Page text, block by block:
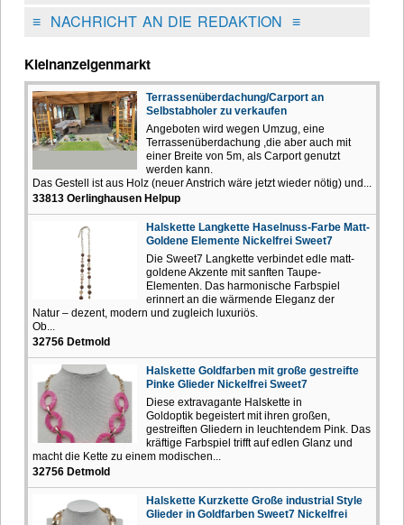
≡NACHRICHT AN DIE REDAKTION ≡
Kleinanzeigenmarkt
Terrassenüberdachung/Carport an
Selbstabholer zu verkaufen
Angeboten wird wegen Umzug, eine
Terrassenüberdachung ,die aber auch mit
einer Breite von 5m, als Carport genutzt
werden kann.
Das Gestell ist aus Holz (neuer Anstrich wäre jetzt wieder nötig) und...
33813 Oerlinghausen Helpup
Halskette Langkette Haselnuss-Farbe Matt-
Goldene Elemente Nickelfrei Sweet7
Die Sweet7 Langkette verbindet edle matt-
goldene Akzente mit sanften Taupe-
Elementen. Das harmonische Farbspiel
erinnert an die wärmende Eleganz der
Natur – dezent, modern und zugleich luxuriös.
Ob...
32756 Detmold
Halskette Goldfarben mit große gestreifte
Pinke Glieder Nickelfrei Sweet7
Diese extravagante Halskette in
Goldoptik begeistert mit ihren großen,
gestreiften Gliedern in leuchtendem Pink. Das
kräftige Farbspiel trifft auf edlen Glanz und
macht die Kette zu einem modischen...
32756 Detmold
Halskette Kurzkette Große industrial Style
Glieder in Goldfarben Sweet7 Nickelfrei